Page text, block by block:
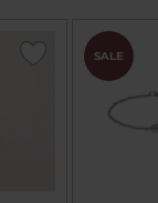
SALE